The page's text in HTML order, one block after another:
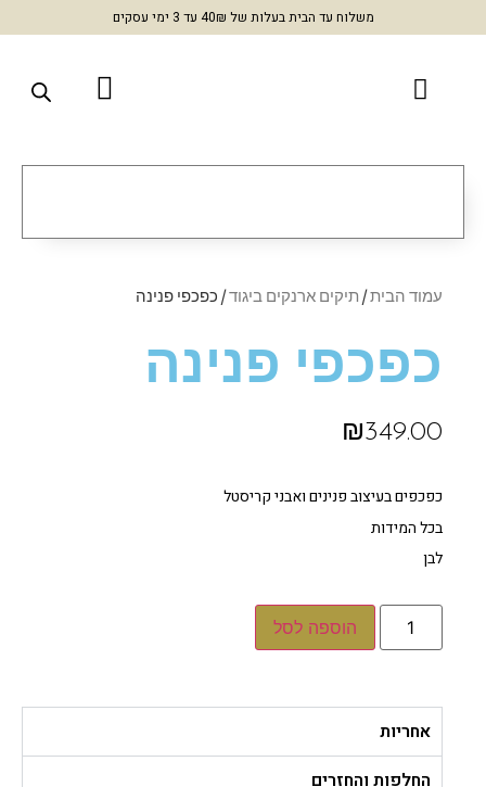
משלוח עד הבית בעלות של 40₪ עד 3 ימי עסקים
עמוד הבית/תיקים ארנקים ביגוד / כפכפי פנינה
כפכפי פנינה
₪349.00
כפכפים בעיצוב פנינים ואבני קריסטל
בכל המידות
הוספה לסל
אחריות
החלפות והחזרים